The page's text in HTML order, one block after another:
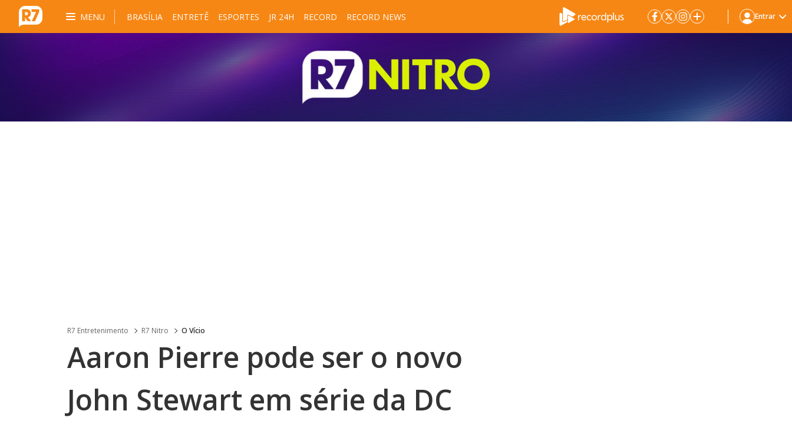
MENU BRASÍLIA ENTRETÊ ESPORTES JR 24H RECORD RECORD NEWS Entrar
R7 Entretenimento R7 Nitro O Vício
Aaron Pierre pode ser o novo
John Stewart em série da DC